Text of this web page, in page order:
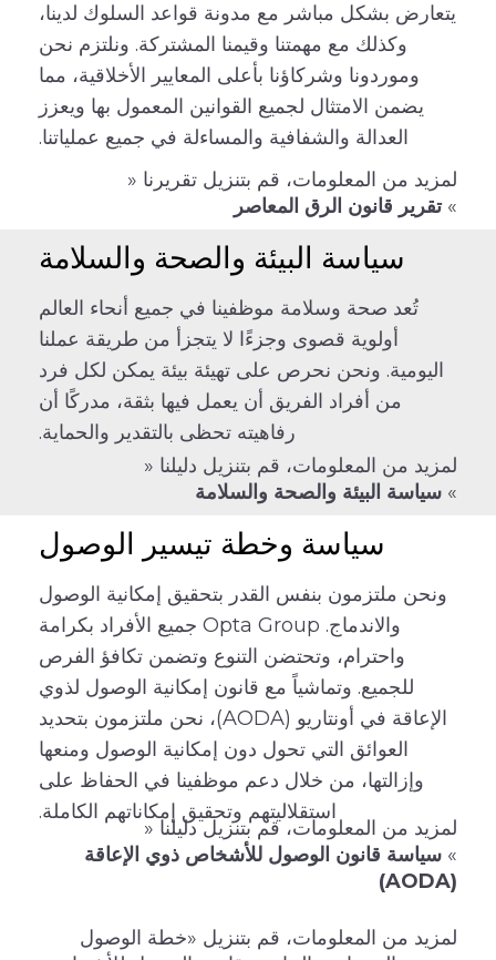
يتعارض بشكل مباشر مع مدونة قواعد السلوك لدينا،
وكذلك مع مهمتنا وقيمنا المشتركة. ونلتزم نحن
وموردونا وشركاؤنا بأعلى المعايير الأخلاقية، مما
يضمن الامتثال لجميع القوانين المعمول بها ويعزز
العدالة والشفافية والمساءلة في جميع عملياتنا.
لمزيد من المعلومات، قم بتنزيل تقريرنا «
»تقرير قانون الرق المعاصر
سياسة البيئة والصحة والسلامة
تُعد صحة وسلامة موظفينا في جميع أنحاء العالم
أولوية قصوى وجزءًا لا يتجزأ من طريقة عملنا
اليومية. ونحن نحرص على تهيئة بيئة يمكن لكل فرد
من أفراد الفريق أن يعمل فيها بثقة، مدركًا أن
رفاهيته تحظى بالتقدير والحماية.
لمزيد من المعلومات، قم بتنزيل دليلنا «
» سياسة البيئة والصحة والسلامة
سياسة وخطة تيسير الوصول
ونحن ملتزمون بنفس القدر بتحقيق إمكانية الوصول
والاندماج. Opta Group جميع الأفراد بكرامة
واحترام، وتحتضن التنوع وتضمن تكافؤ الفرص
للجميع. وتماشياً مع قانون إمكانية الوصول لذوي
الإعاقة في أونتاريو (AODA)، نحن ملتزمون بتحديد
العوائق التي تحول دون إمكانية الوصول ومنعها
وإزالتها، من خلال دعم موظفينا في الحفاظ على
استقلاليتهم وتحقيق إمكاناتهم الكاملة.
لمزيد من المعلومات، قم بتنزيل دليلنا «
» سياسة قانون الوصول للأشخاص ذوي الإعاقة
(AODA)
لمزيد من المعلومات، قم بتنزيل «خطة الوصول